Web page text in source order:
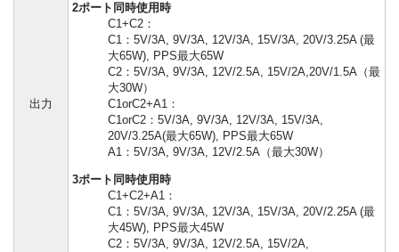
出力
2ポート同時使用時
C1+C2：
C1：5V/3A, 9V/3A, 12V/3A, 15V/3A, 20V/3.25A (最
大65W), PPS最大65W
C2：5V/3A, 9V/3A, 12V/2.5A, 15V/2A,20V/1.5A（最
大30W）
C1orC2+A1：
C1orC2：5V/3A, 9V/3A, 12V/3A, 15V/3A,
20V/3.25A(最大65W), PPS最大65W
A1：5V/3A, 9V/3A, 12V/2.5A（最大30W）
3ポート同時使用時
C1+C2+A1：
C1：5V/3A, 9V/3A, 12V/3A, 15V/3A, 20V/2.25A (最
大45W), PPS最大45W
C2：5V/3A, 9V/3A, 12V/2.5A, 15V/2A,